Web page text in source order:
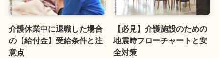
介護休業中に退職した場合
の【給付金】受給条件と注
意点
【必見】介護施設のための
地震時フローチャートと安
全対策